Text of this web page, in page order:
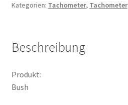
Kategorien: Tachometer, Tachometer
Beschreibung
Produkt:
Bush